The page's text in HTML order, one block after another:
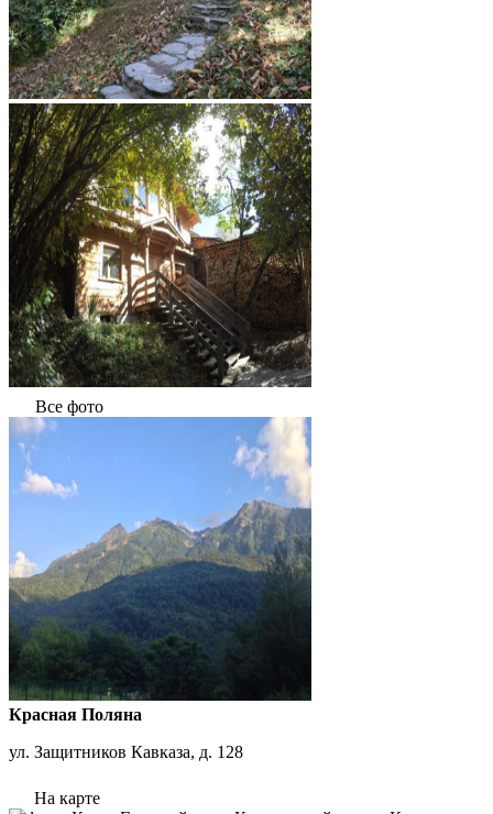
Все фото
Красная Поляна
ул. Защитников Кавказа, д. 128
На карте